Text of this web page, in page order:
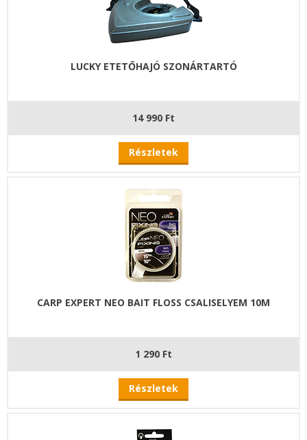
LUCKY ETETŐHAJÓ SZONÁRTARTÓ
14 990 Ft
Részletek
CARP EXPERT NEO BAIT FLOSS CSALISELYEM 10M
1 290 Ft
Részletek